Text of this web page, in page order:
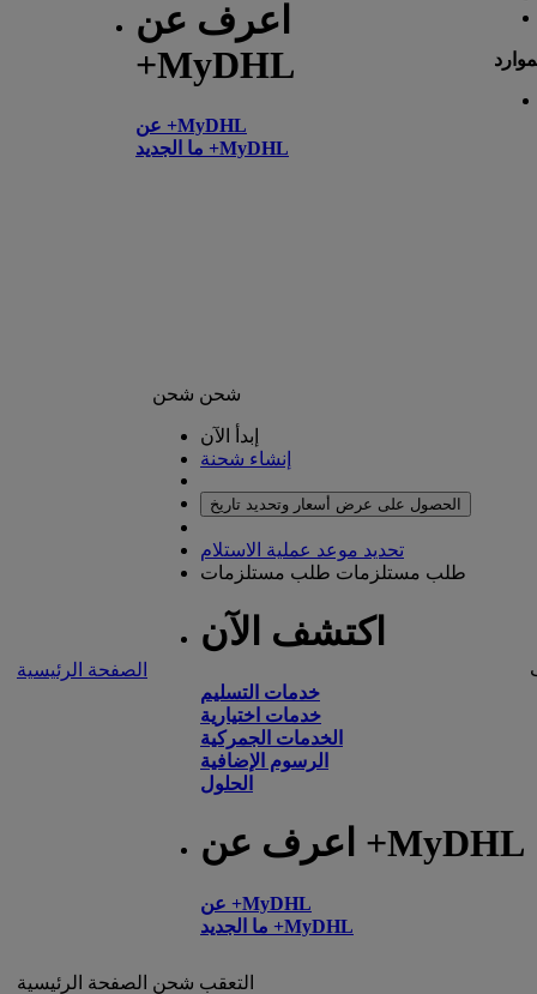
اعرف عن
+MyDHL
عن +MyDHL
ما الجديد +MyDHL
الصفحة الرئيسية
شحن شحن
إبدأ الآن
إنشاء شحنة
الحصول على عرض أسعار وتحديد تاريخ
تحديد موعد عملية الاستلام
طلب مستلزمات طلب مستلزمات
اكتشف الآن
خدمات التسليم
خدمات اختيارية
الخدمات الجمركية
الرسوم الإضافية
الحلول
اعرف عن +MyDHL
عن +MyDHL
ما الجديد +MyDHL
الصفحة الرئيسية شحن التعقب